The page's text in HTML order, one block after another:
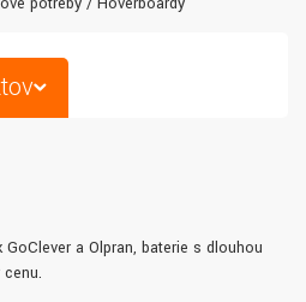
a Olpran, baterie s dlouhou